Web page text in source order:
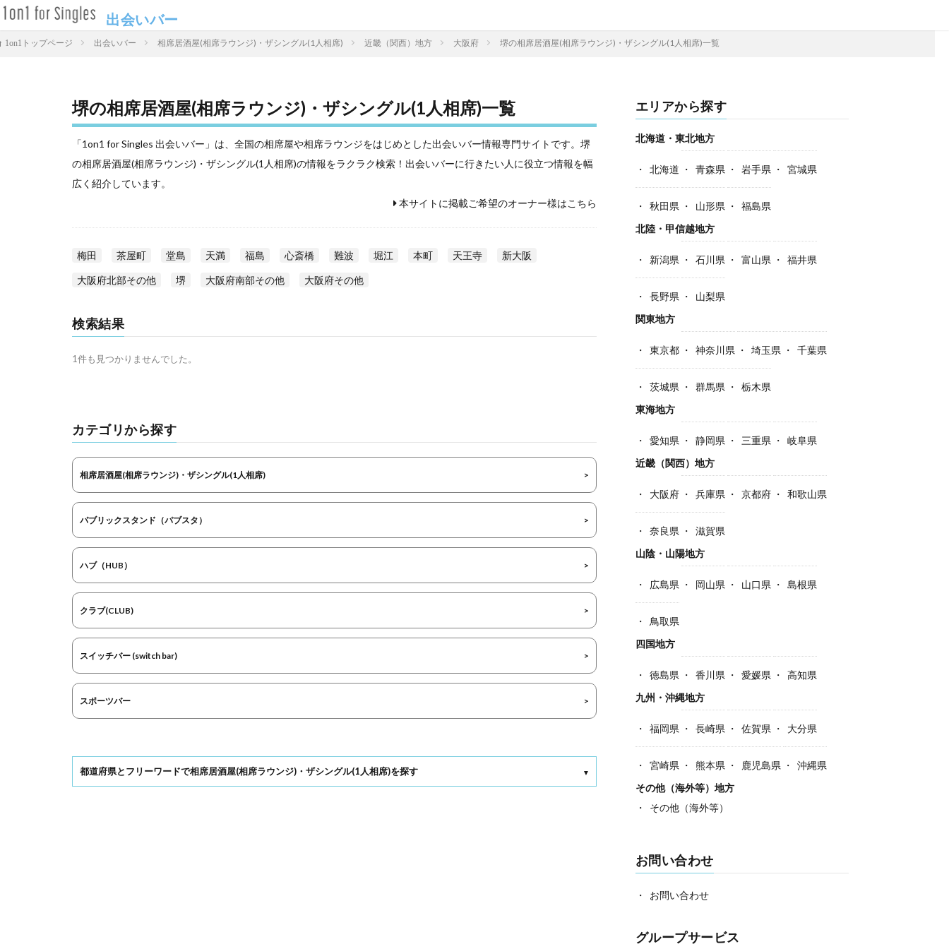
出会いバー
1on1トップページ 出会いバー 相席居酒屋(相席ラウンジ)・ザシングル(1人相席) 近畿（関西）地方 大阪府 堺の相席居酒屋(相席ラウンジ)・ザシングル(1人相席)一覧
堺の相席居酒屋(相席ラウンジ)・ザシングル(1人相席)一覧
「1on1 for Singles 出会いバー」は、全国の相席屋や相席ラウンジをはじめとした出会いバー情報専門サイトです。堺
の相席居酒屋(相席ラウンジ)・ザシングル(1人相席)の情報をラクラク検索！出会いバーに行きたい人に役立つ情報を幅
広く紹介しています。
本サイトに掲載ご希望のオーナー様はこちら
梅田 茶屋町 堂島 天満 福島 心斎橋 難波 堀江 本町 天王寺 新大阪
大阪府北部その他 堺 大阪府南部その他 大阪府その他
検索結果
1件も見つかりませんでした。
カテゴリから探す
相席居酒屋(相席ラウンジ)・ザシングル(1人相席)
パブリックスタンド（パブスタ）
ハブ（HUB）
クラブ(CLUB)
スイッチバー (switch bar)
スポーツバー
都道府県とフリーワードで相席居酒屋(相席ラウンジ)・ザシングル(1人相席)を探す
エリアから探す
北海道・東北地方
北海道 青森県 岩手県 宮城県
秋田県 山形県
福島県
北陸・甲信越地方
新潟県 石川県 富山県 福井県
長野県
山梨県
関東地方
東京都 神奈川県 埼玉県 千葉県
茨城県 群馬県
栃木県
東海地方
愛知県 静岡県 三重県
岐阜県
近畿（関西）地方
大阪府 兵庫県 京都府 和歌山県
奈良県
滋賀県
山陰・山陽地方
広島県 岡山県 山口県 島根県
鳥取県
四国地方
徳島県 香川県 愛媛県
高知県
九州・沖縄地方
福岡県 長崎県 佐賀県 大分県
宮崎県 熊本県 鹿児島県
沖縄県
その他（海外等）地方
その他（海外等）
お問い合わせ
お問い合わせ
グループサービス